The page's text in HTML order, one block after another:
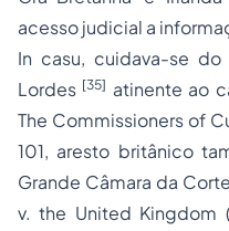
acesso judicial a
In casu, cuidava-se do
Lordes [35] atinente ao
The Commissioners of
101, aresto britânico
Grande Câmara da
v. the United Kingdom